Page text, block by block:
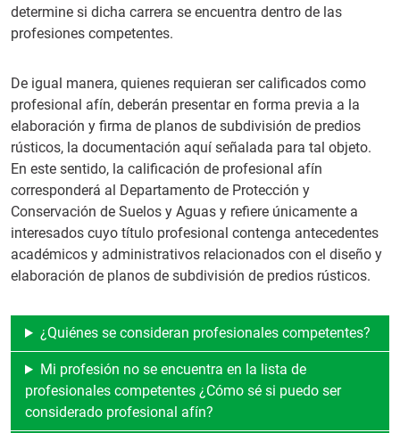
determine si dicha carrera se encuentra dentro de las
profesiones competentes.
De igual manera, quienes requieran ser calificados como
profesional afín, deberán presentar en forma previa a la
elaboración y firma de planos de subdivisión de predios
rústicos, la documentación aquí señalada para tal objeto.
En este sentido, la calificación de profesional afín
corresponderá al Departamento de Protección y
Conservación de Suelos y Aguas y refiere únicamente a
interesados cuyo título profesional contenga antecedentes
académicos y administrativos relacionados con el diseño y
elaboración de planos de subdivisión de predios rústicos.
¿Quiénes se consideran profesionales competentes?
Mi profesión no se encuentra en la lista de
profesionales competentes ¿Cómo sé si puedo ser
considerado profesional afín?